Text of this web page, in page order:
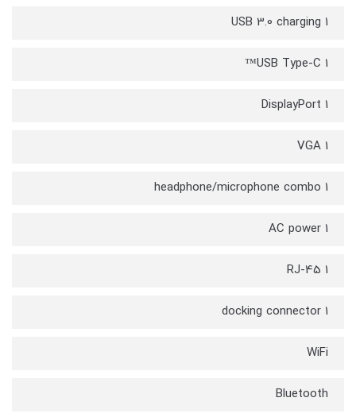
1 USB 3.0 charging
1 USB Type-C™
1 DisplayPort
1 VGA
1 headphone/microphone combo
1 AC power
1 RJ-45
1 docking connector
WiFi
Bluetooth